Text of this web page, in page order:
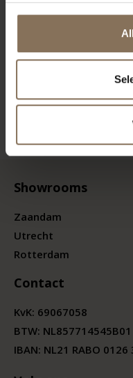
Showrooms
Zaandam
Utrecht
Rotterdam
Contact
KvK: 69067058
BTW: NL857714545B01
IBAN: NL21 RABO 0126